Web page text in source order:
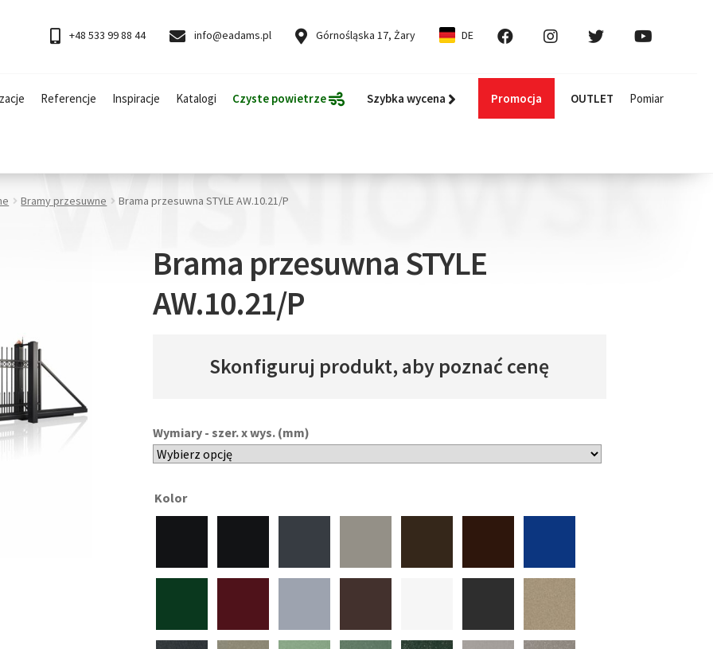
+48 533 99 88 44 info@eadams.pl Górnośląska 17, Żary DE
Referencje Inspiracje Katalogi Czyste powietrze Szybka wycena Promocja OUTLET Pomiar
Bramy przesuwne Brama przesuwna STYLE AW.10.21/P
Brama przesuwna STYLE
AW.10.21/P
Skonfiguruj produkt, aby poznać cenę
Wymiary - szer. x wys. (mm)
Kolor